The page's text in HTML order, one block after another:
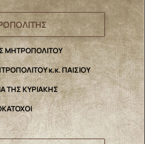
ΜΗΤΡΟΠΟΛΙΤΟΥ
κ.κ. ΠΑΙΣΙΟΥ
ΤΗΣ ΚΥΡΙΑΚΗΣ